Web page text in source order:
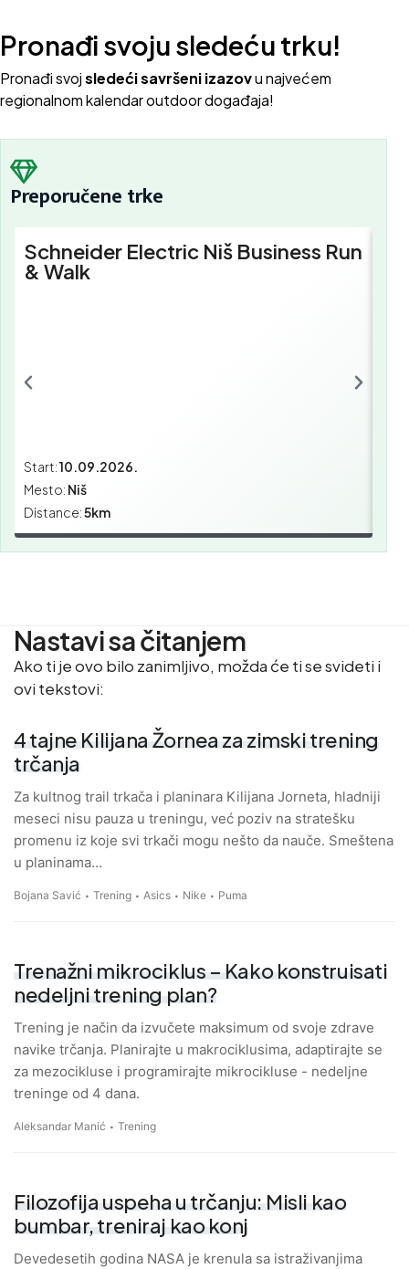
Pronađi svoju sledeću trku!
Pronađi svojsledeći savršeni izazovu najvećem
regionalnom kalendar outdoor događaja!
Preporučene trke
Schneider Electric Niš Business Run
& Walk
Start:10.09.2026.
Mesto: Niš
Distance:5km
Nastavi sa čitanjem
Ako ti je ovo bilo zanimljivo, možda će ti se svideti i
ovi tekstovi:
4 tajne Kilijana Žornea za zimski trening
trčanja
Za kultnog trail trkača i planinara Kilijana Jorneta, hladniji
meseci nisu pauza u treningu, već poziv na stratešku
promenu iz koje svi trkači mogu nešto da nauče. Smeštena
u planinama…
Bojana Savić Trening Asics Nike Puma
Trenažni mikrociklus – Kako konstruisati
nedeljni trening plan?
Trening je način da izvučete maksimum od svoje zdrave
navike trčanja. Planirajte u makrociklusima, adaptirajte se
za mezocikluse i programirajte mikrocikluse - nedeljne
treninge od 4 dana.
Aleksandar Manić Trening
Filozofija uspeha u trčanju: Misli kao
bumbar, treniraj kao konj
Devedesetih godina NASA je krenula sa istraživanjima